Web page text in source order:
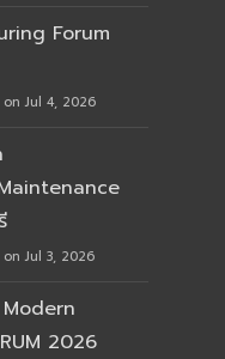
Forum
on Jul 4, 2026
on Jul 3, 2026
2026